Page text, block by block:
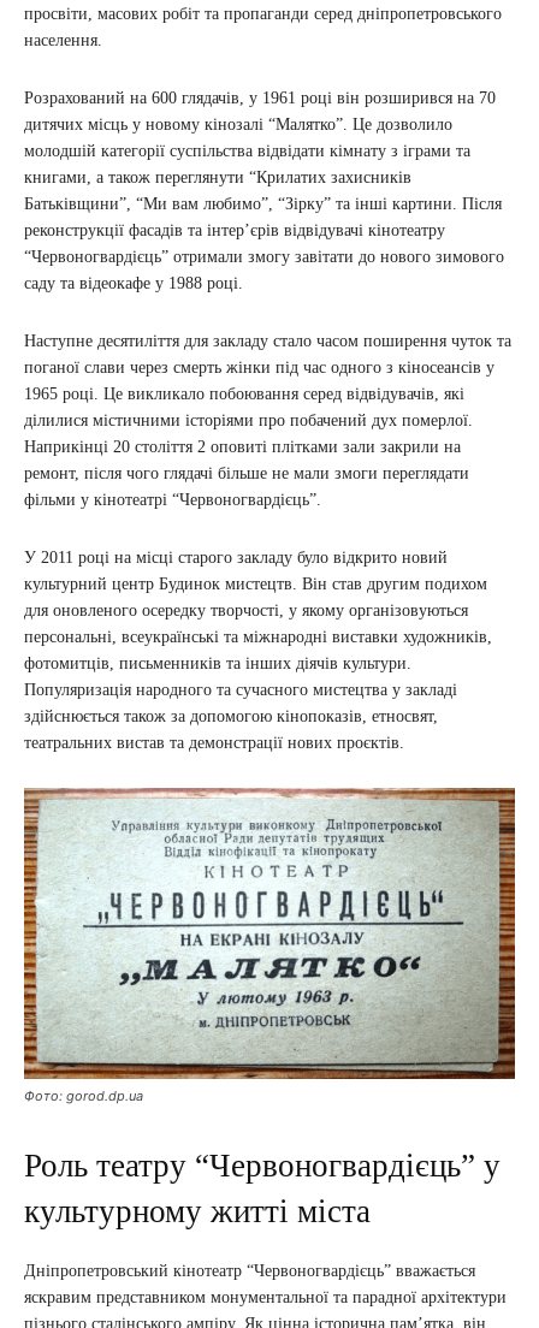
просвіти, масових робіт та пропаганди серед дніпропетровського
населення.
Розрахований на 600 глядачів, у 1961 році він розширився на 70
дитячих місць у новому кінозалі “Малятко”. Це дозволило
молодшій категорії суспільства відвідати кімнату з іграми та
книгами, а також переглянути “Крилатих захисників
Батьківщини”, “Ми вам любимо”, “Зірку” та інші картини. Після
реконструкції фасадів та інтер’єрів відвідувачі кінотеатру
“Червоногвардієць” отримали змогу завітати до нового зимового
саду та відеокафе у 1988 році.
Наступне десятиліття для закладу стало часом поширення чуток та
поганої слави через смерть жінки під час одного з кіносеансів у
1965 році. Це викликало побоювання серед відвідувачів, які
ділилися містичними історіями про побачений дух померлої.
Наприкінці 20 століття 2 оповиті плітками зали закрили на
ремонт, після чого глядачі більше не мали змоги переглядати
фільми у кінотеатрі “Червоногвардієць”.
У 2011 році на місці старого закладу було відкрито новий
культурний центр Будинок мистецтв. Він став другим подихом
для оновленого осередку творчості, у якому організовуються
персональні, всеукраїнські та міжнародні виставки художників,
фотомитців, письменників та інших діячів культури.
Популяризація народного та сучасного мистецтва у закладі
здійснюється також за допомогою кінопоказів, етносвят,
театральних вистав та демонстрації нових проєктів.
Фото: gorod.dp.ua
Роль театру “Червоногвардієць” у
культурному житті міста
Дніпропетровський кінотеатр “Червоногвардієць” вважається
яскравим представником монументальної та парадної архітектури
пізнього сталінського ампіру. Як цінна історична пам’ятка, він